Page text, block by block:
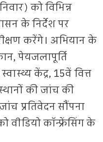
को विभिन्न
के निर्देश पर
करेंगे। अभियान के
पेयजलापूर्ति
केंद्र, 15वें वित्त
की जांच की
प्रतिवेदन सौंपना
वीडियो कॉन्फ्रेंसिंग के